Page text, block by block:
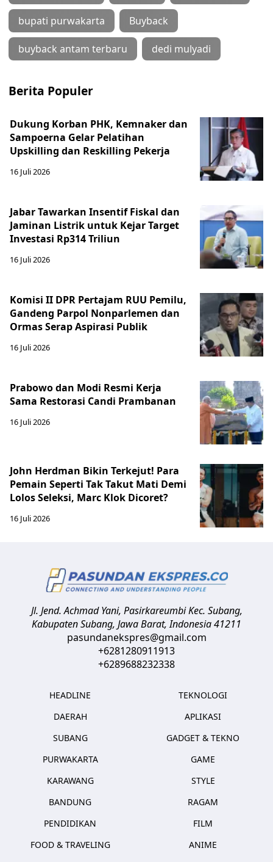
bupati purwakarta Buyback
buyback antam terbaru dedi mulyadi
Berita Populer
Dukung Korban PHK, Kemnaker dan
Sampoerna Gelar Pelatihan
Upskilling dan Reskilling Pekerja
16 Juli 2026
Jabar Tawarkan Insentif Fiskal dan
Jaminan Listrik untuk Kejar Target
Investasi Rp314 Triliun
16 Juli 2026
Komisi II DPR Pertajam RUU Pemilu,
Gandeng Parpol Nonparlemen dan
Ormas Serap Aspirasi Publik
16 Juli 2026
Prabowo dan Modi Resmi Kerja
Sama Restorasi Candi Prambanan
16 Juli 2026
John Herdman Bikin Terkejut! Para
Pemain Seperti Tak Takut Mati Demi
Lolos Seleksi, Marc Klok Dicoret?
16 Juli 2026
Jl. Jend. Achmad Yani, Pasirkareumbi Kec. Subang,
Kabupaten Subang, Jawa Barat,Indonesia41211
pasundanekspres@gmail.com
+6281280911913
+6289688232338
HEADLINE
DAERAH
SUBANG
PURWAKARTA
KARAWANG
BANDUNG
PENDIDIKAN
FOOD & TRAVELING
TEKNOLOGI
APLIKASI
GADGET & TEKNO
GAME
STYLE
RAGAM
FILM
ANIME